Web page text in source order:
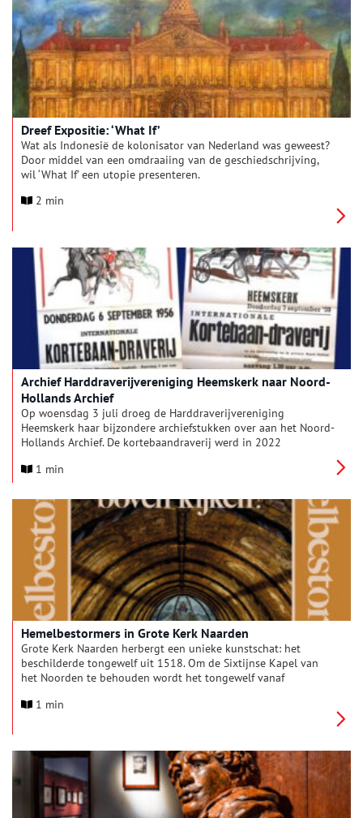
Dreef Expositie: ‘What If’
Wat als Indonesië de kolonisator van Nederland was geweest?
Door middel van een omdraaiing van de geschiedschrijving,
wil ‘What If’ een utopie presenteren.
2 min
Archief Harddraverijvereniging Heemskerk naar Noord-
Hollands Archief
Op woensdag 3 juli droeg de Harddraverijvereniging
Heemskerk haar bijzondere archiefstukken over aan het Noord-
Hollands Archief. De kortebaandraverij werd in 2022
Inventaris Immaterieel Erfgoed Nederland. Het archief, dat
het Noord-Hollands Archief.
1 min
Hemelbestormers in Grote Kerk Naarden
Grote Kerk Naarden herbergt een unieke kunstschat: het
beschilderde tongewelf uit 1518. Om de Sixtijnse Kapel van
het Noorden te behouden wordt het tongewelf vanaf
unieke kans zich voor om oog in oog te staan met de
unieke kunstwerk van dichtbij te bekijken!
1 min